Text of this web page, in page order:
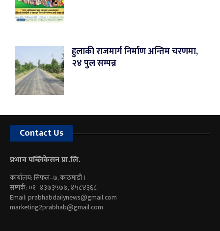
हुलाकी राजमार्ग निर्माण अन्तिम चरणमा,
२४ पुल सम्पन्न
Contact Us
प्रभाव पब्लिकेसन प्रा.लि.
कार्यालय: सिफल–७, काठमाडौं ।
सम्पर्क: ०१–४३७३५७७, ४५८४३६८
Email:prabhabdailynews@gmail.com
marketing2prabhab@gmail.com